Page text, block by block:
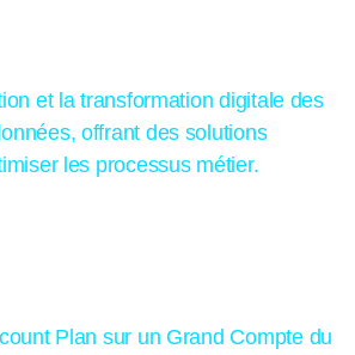
et la transformation digitale des
offrant des solutions
les processus métier.
Plan sur un Grand Compte du